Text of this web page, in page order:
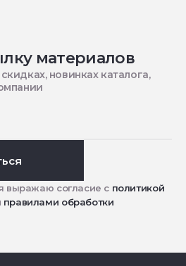
материалов
новинках каталога,
выражаю согласие с политикой
правилами обработки